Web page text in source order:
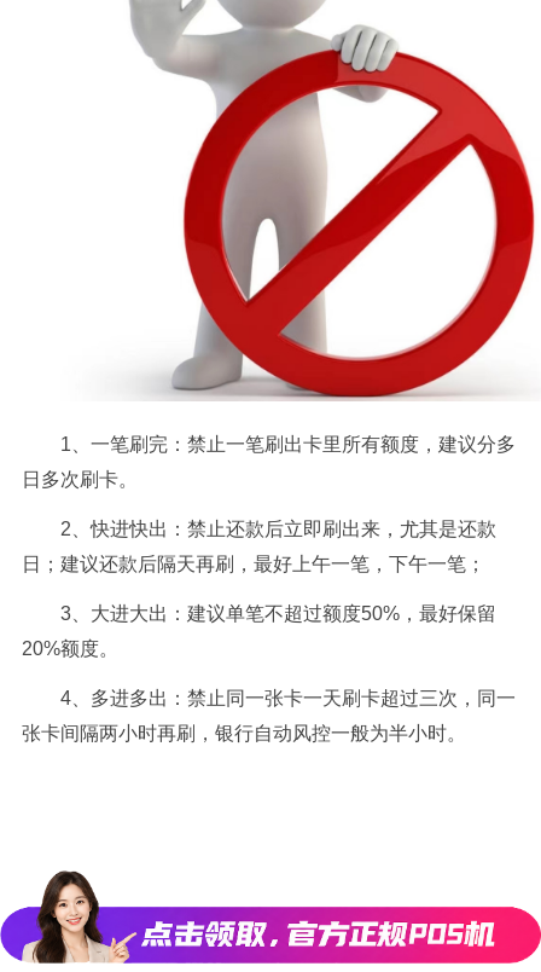
1、一笔刷完：禁止一笔刷出卡里所有额度，建议分多
日多次刷卡。
2、快进快出：禁止还款后立即刷出来，尤其是还款
日；建议还款后隔天再刷，最好上午一笔，下午一笔；
3、大进大出：建议单笔不超过额度50%，最好保留
20%额度。
4、多进多出：禁止同一张卡一天刷卡超过三次，同一
张卡间隔两小时再刷，银行自动风控一般为半小时。